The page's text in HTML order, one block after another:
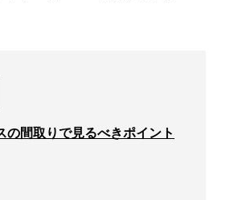
の間取りで見るべきポイント